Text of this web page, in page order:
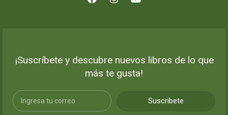
¡Suscríbete y descubre nuevos libros de lo que
más te gusta!
Suscribete